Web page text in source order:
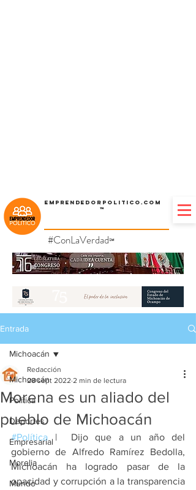
Emprendedorpolitico.com
™
#ConLaVerdad℠
Entrada
Michoacán
Política
Deportes
Empresarial
Morelia
Mundo
Michoacán
Morena es un aliado del
pueblo de Michoacán
Redacción
28 sept 2022 2 min de lectura
#Política |  Dijo que a un año del
gobierno de Alfredo Ramírez Bedolla,
Michoacán ha logrado pasar de la
opacidad y corrupción a la transparencia